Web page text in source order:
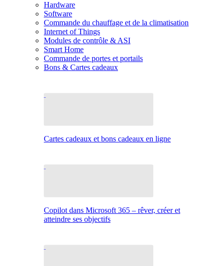
Hardware
Software
Commande du chauffage et de la climatisation
Internet of Things
Modules de contrôle & ASI
Smart Home
Commande de portes et portails
Bons & Cartes cadeaux
Cartes cadeaux et bons cadeaux en ligne
Copilot dans Microsoft 365 – rêver, créer et
atteindre ses objectifs